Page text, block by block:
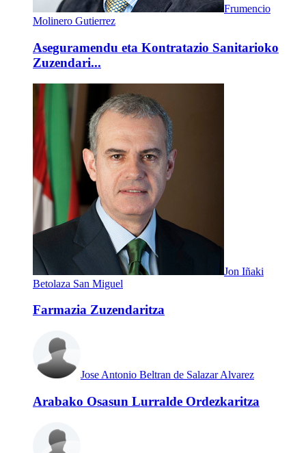
Frumencio
Molinero Gutierrez
Aseguramendu eta Kontratazio Sanitarioko
Zuzendari...
Jon Iñaki
Betolaza San Miguel
Farmazia Zuzendaritza
Jose Antonio Beltran de Salazar Alvarez
Arabako Osasun Lurralde Ordezkaritza